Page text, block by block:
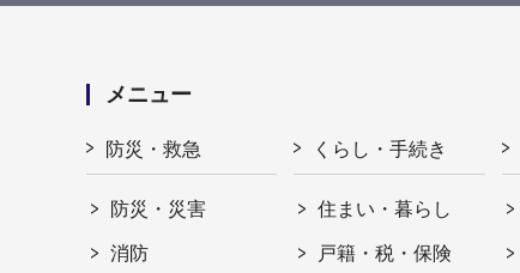
メニュー
防災・救急
防災・災害
消防
くらし・手続き
住まい・暮らし
戸籍・税・保険